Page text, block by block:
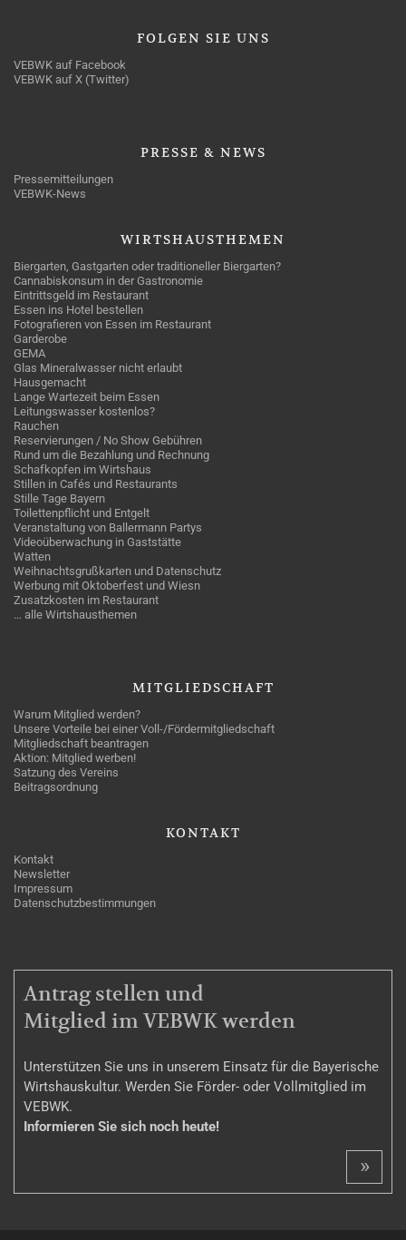
FOLGEN SIE UNS
VEBWK auf Facebook
VEBWK auf X (Twitter)
PRESSE & NEWS
Pressemitteilungen
VEBWK-News
WIRTSHAUSTHEMEN
Biergarten, Gastgarten oder traditioneller Biergarten?
Cannabiskonsum in der Gastronomie
Eintrittsgeld im Restaurant
Essen ins Hotel bestellen
Fotografieren von Essen im Restaurant
Garderobe
GEMA
Glas Mineralwasser nicht erlaubt
Hausgemacht
Lange Wartezeit beim Essen
Leitungswasser kostenlos?
Rauchen
Reservierungen / No Show Gebühren
Rund um die Bezahlung und Rechnung
Schafkopfen im Wirtshaus
Stillen in Cafés und Restaurants
Stille Tage Bayern
Toilettenpflicht und Entgelt
Veranstaltung von Ballermann Partys
Videoüberwachung in Gaststätte
Watten
Weihnachtsgrußkarten und Datenschutz
Werbung mit Oktoberfest und Wiesn
Zusatzkosten im Restaurant
… alle Wirtshausthemen
MITGLIEDSCHAFT
Warum Mitglied werden?
Unsere Vorteile bei einer Voll-/Fördermitgliedschaft
Mitgliedschaft beantragen
Aktion: Mitglied werben!
Satzung des Vereins
Beitragsordnung
KONTAKT
Kontakt
Newsletter
Impressum
Datenschutzbestimmungen
MITGLIEDSCHAFT
Antrag stellen und
Mitglied im VEBWK werden
Unterstützen Sie uns in unserem Einsatz für die Bayerische
Wirtshauskultur. Werden Sie Förder- oder Vollmitglied im
VEBWK.
Informieren Sie sich noch heute!
»